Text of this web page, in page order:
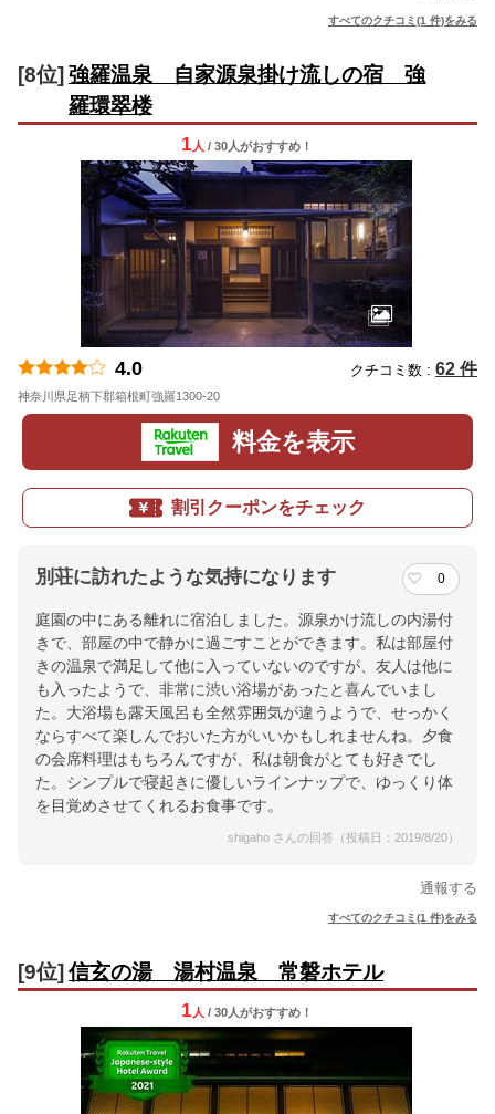
すべてのクチコミ(1 件)をみる
[8位] 強羅温泉 自家源泉掛け流しの宿 強
羅環翠楼
1 人 / 30人がおすすめ！
4.0 クチコミ数 : 62 件
神奈川県足柄下郡箱根町強羅1300-20
料金を表示
割引クーポンをチェック
別荘に訪れたような気持になります 0
庭園の中にある離れに宿泊しました。源泉かけ流しの内湯付
きで、部屋の中で静かに過ごすことができます。私は部屋付
きの温泉で満足して他に入っていないのですが、友人は他に
も入ったようで、非常に渋い浴場があったと喜んでいまし
た。大浴場も露天風呂も全然雰囲気が違うようで、せっかく
ならすべて楽しんでおいた方がいいかもしれませんね。夕食
の会席料理はもちろんですが、私は朝食がとても好きでし
た。シンプルで寝起きに優しいラインナップで、ゆっくり体
を目覚めさせてくれるお食事です。
shigaho さんの回答（投稿日：2019/8/20）
通報する
すべてのクチコミ(1 件)をみる
[9位] 信玄の湯 湯村温泉 常磐ホテル
1 人 / 30人がおすすめ！